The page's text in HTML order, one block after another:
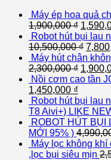
Máy ép hoa quả
1,900,000₫
Robot hút bụi lau
10,500,000₫
Máy hút chân
2,300,000₫
Nồi cơm cao tần
1,450,000 ₫
Robot hút bụi lau
T8 Aivi+) LIKE
ROBOT HÚT BỤI
MỚI 95% )
Máy lọc không
,lọc bụi siêu mịn